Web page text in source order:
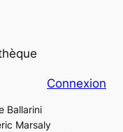
Connexion
Ballarini
Marsaly